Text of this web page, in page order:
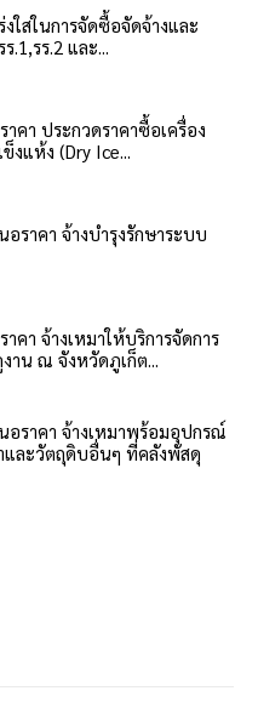
งใสในการจัดซื้อจัดจ้างและ
รร.2 และ...
คา ประกวดราคาซื้อเครื่อง
งแห้ง (Dry Ice...
ราคา จ้างบำรุงรักษาระบบ
คา จ้างเหมาให้บริการจัดการ
าน ณ จังหวัดภูเก็ต...
อราคา จ้างเหมาพร้อมอุปกรณ์
และวัตถุดิบอื่นๆ ที่คลังพัสดุ